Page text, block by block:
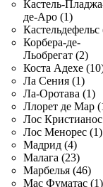
Кастель-
де-Аро (1)
Кастельдефельс
Корбера-де-
Льобрегат (2)
Коста Адехе
Ла Сения (1)
Ла-Оротава (1)
Ллорет де Мар
Лос
Лос Менорес (1)
Мадрид (4)
Малага (23)
Марбелья (46)
Мас Фуматас (1)